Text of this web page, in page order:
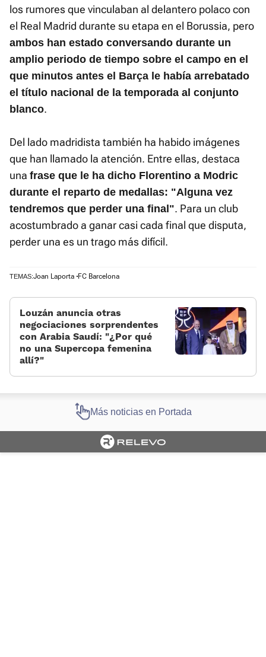
los rumores que vinculaban al delantero polaco con
el Real Madrid durante su etapa en el Borussia, pero
ambos han estado conversando durante un
amplio periodo de tiempo sobre el campo en el
que minutos antes el Barça le había arrebatado
el título nacional de la temporada al conjunto
blanco.
Del lado madridista también ha habido imágenes
que han llamado la atención. Entre ellas, destaca
una frase que le ha dicho Florentino a Modric
durante el reparto de medallas: "Alguna vez
tendremos que perder una final". Para un club
acostumbrado a ganar casi cada final que disputa,
perder una es un trago más difícil.
TEMAS:Joan Laporta FC Barcelona
Louzán anuncia otras
negociaciones sorprendentes
con Arabia Saudí: «¿Por qué
no una Supercopa femenina
allí?»
Más noticias en Portada